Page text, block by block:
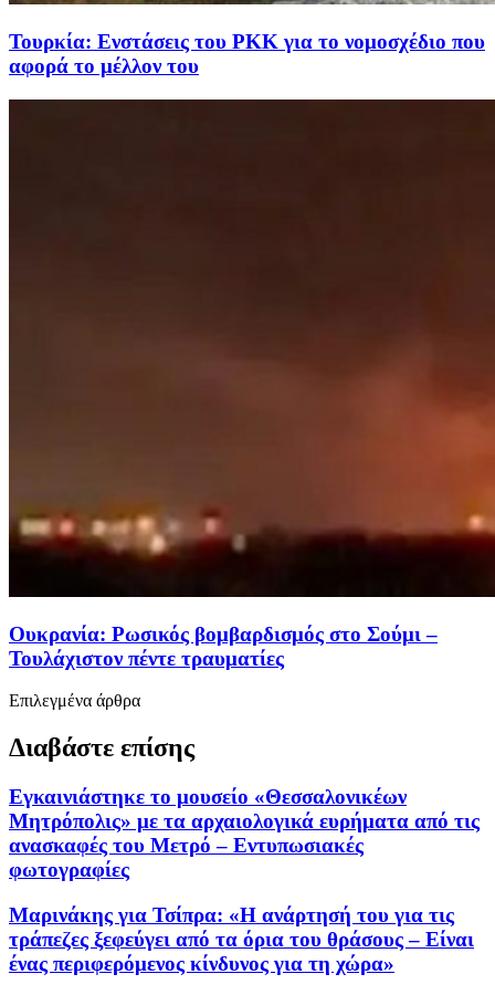
Τουρκία: Ενστάσεις του PKK για το νομοσχέδιο που
αφορά το μέλλον του
Ουκρανία: Ρωσικός βομβαρδισμός στο Σούμι –
Τουλάχιστον πέντε τραυματίες
Επιλεγμένα άρθρα
Διαβάστε επίσης
Εγκαινιάστηκε το μουσείο «Θεσσαλονικέων
Μητρόπολις» με τα αρχαιολογικά ευρήματα από τις
ανασκαφές του Μετρό – Εντυπωσιακές
φωτογραφίες
Μαρινάκης για Τσίπρα: «Η ανάρτησή του για τις
τράπεζες ξεφεύγει από τα όρια του θράσους – Είναι
ένας περιφερόμενος κίνδυνος για τη χώρα»